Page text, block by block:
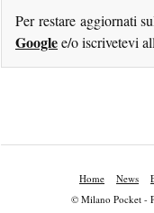
Per restare aggiornati
Googlee/o iscrivetevi
Home News
© Milano Pocket -